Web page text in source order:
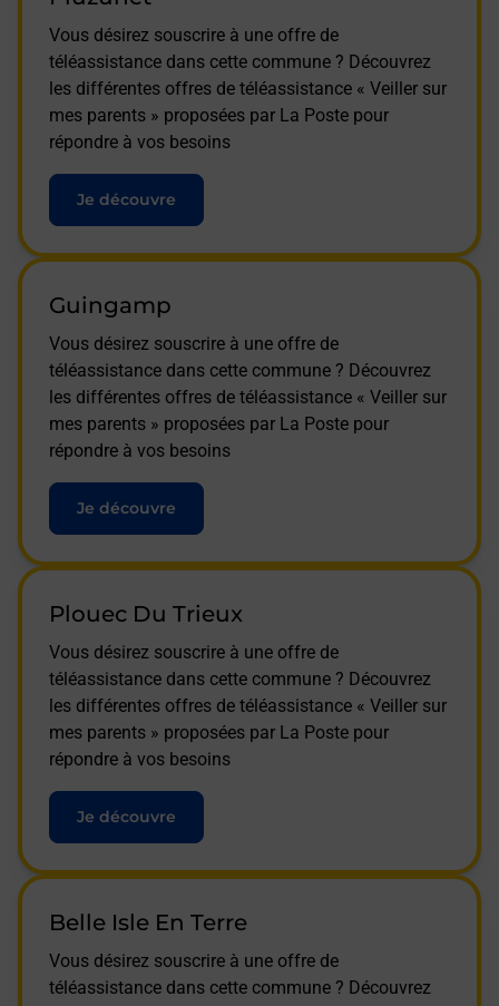
Vous désirez souscrire à une offre de
téléassistance dans cette commune ? Découvrez
les différentes offres de téléassistance « Veiller sur
mes parents » proposées par La Poste pour
répondre à vos besoins
Je découvre
Guingamp
Vous désirez souscrire à une offre de
téléassistance dans cette commune ? Découvrez
les différentes offres de téléassistance « Veiller sur
mes parents » proposées par La Poste pour
répondre à vos besoins
Je découvre
Plouec Du Trieux
Vous désirez souscrire à une offre de
téléassistance dans cette commune ? Découvrez
les différentes offres de téléassistance « Veiller sur
mes parents » proposées par La Poste pour
répondre à vos besoins
Je découvre
Belle Isle En Terre
Vous désirez souscrire à une offre de
téléassistance dans cette commune ? Découvrez